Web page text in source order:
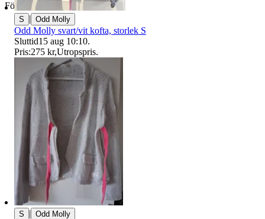
Företag
S | Odd Molly
Odd Molly svart/vit kofta, storlek S
Sluttid15 aug 10:10.
Pris:275 kr,Utropspris.
S | Odd Molly